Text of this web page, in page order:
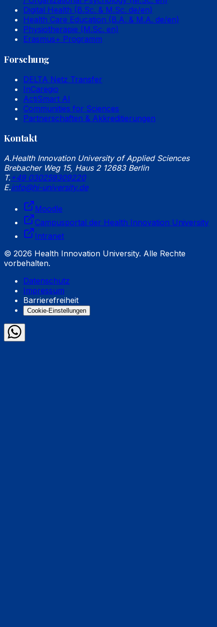
Digital Health (B.Sc. & M.Sc. de/en)
Health Care Education (B.A. & M.A. de/en)
Physiotherapie (M.Sc. en)
Erasmus+ Programm
Forschung
DELTA Netz Transfer
InCaregio
ActiSmart AI
Communities for Sciences
Partnerschaften & Akkreditierungen
Kontakt
A.Health Innovation University of Applied Sciences
Brebacher Weg 15, Haus 2 12683 Berlin
T. +49 030259309220
E.info@hi-university.de
Moodle
Campusportal der Health Innovation University
Intranet
© 2026 Health Innovation University. Alle Rechte
vorbehalten.
Datenschutz
Impressum
Barrierefreiheit
Cookie-Einstellungen